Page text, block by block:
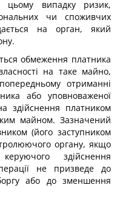
випадку ризик,
чи споживчих
на орган, який
обмеження платника
на таке майно,
отриманні
або уповноваженої
здійснення платником
майном. Зазначений
(його заступником
органу, якщо
здійснення
не призведе до
або до зменшення